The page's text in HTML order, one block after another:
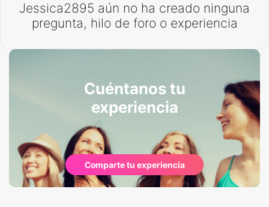
Jessica2895 aún no ha creado ninguna
pregunta, hilo de foro o experiencia
Cuéntanos tu
experiencia
Comparte tu experiencia